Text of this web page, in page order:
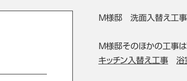
Ｍ様邸 洗面入替え工事
Ｍ様邸そのほかの工事
キッチン入替え工事
浴